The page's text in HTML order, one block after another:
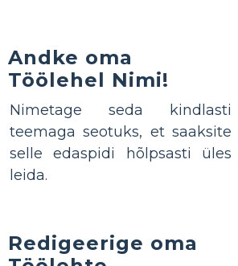
Andke oma
Töölehel Nimi!
Nimetage seda kindlasti
teemaga seotuks, et saaksite
selle edaspidi hõlpsasti üles
leida.
Redigeerige oma